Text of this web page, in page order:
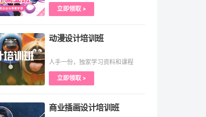
立即领取 >
动漫设计培训班
人手一份，独家学习资料和课程
立即领取 >
商业插画设计培训班